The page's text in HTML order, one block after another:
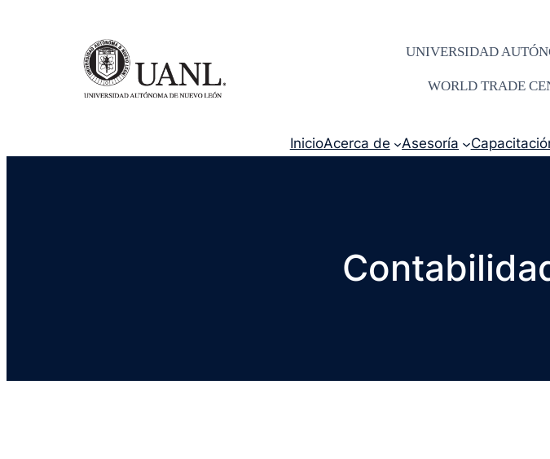
UNIVERSIDAD
WORLD TRADE
InicioAcerca de Asesoría